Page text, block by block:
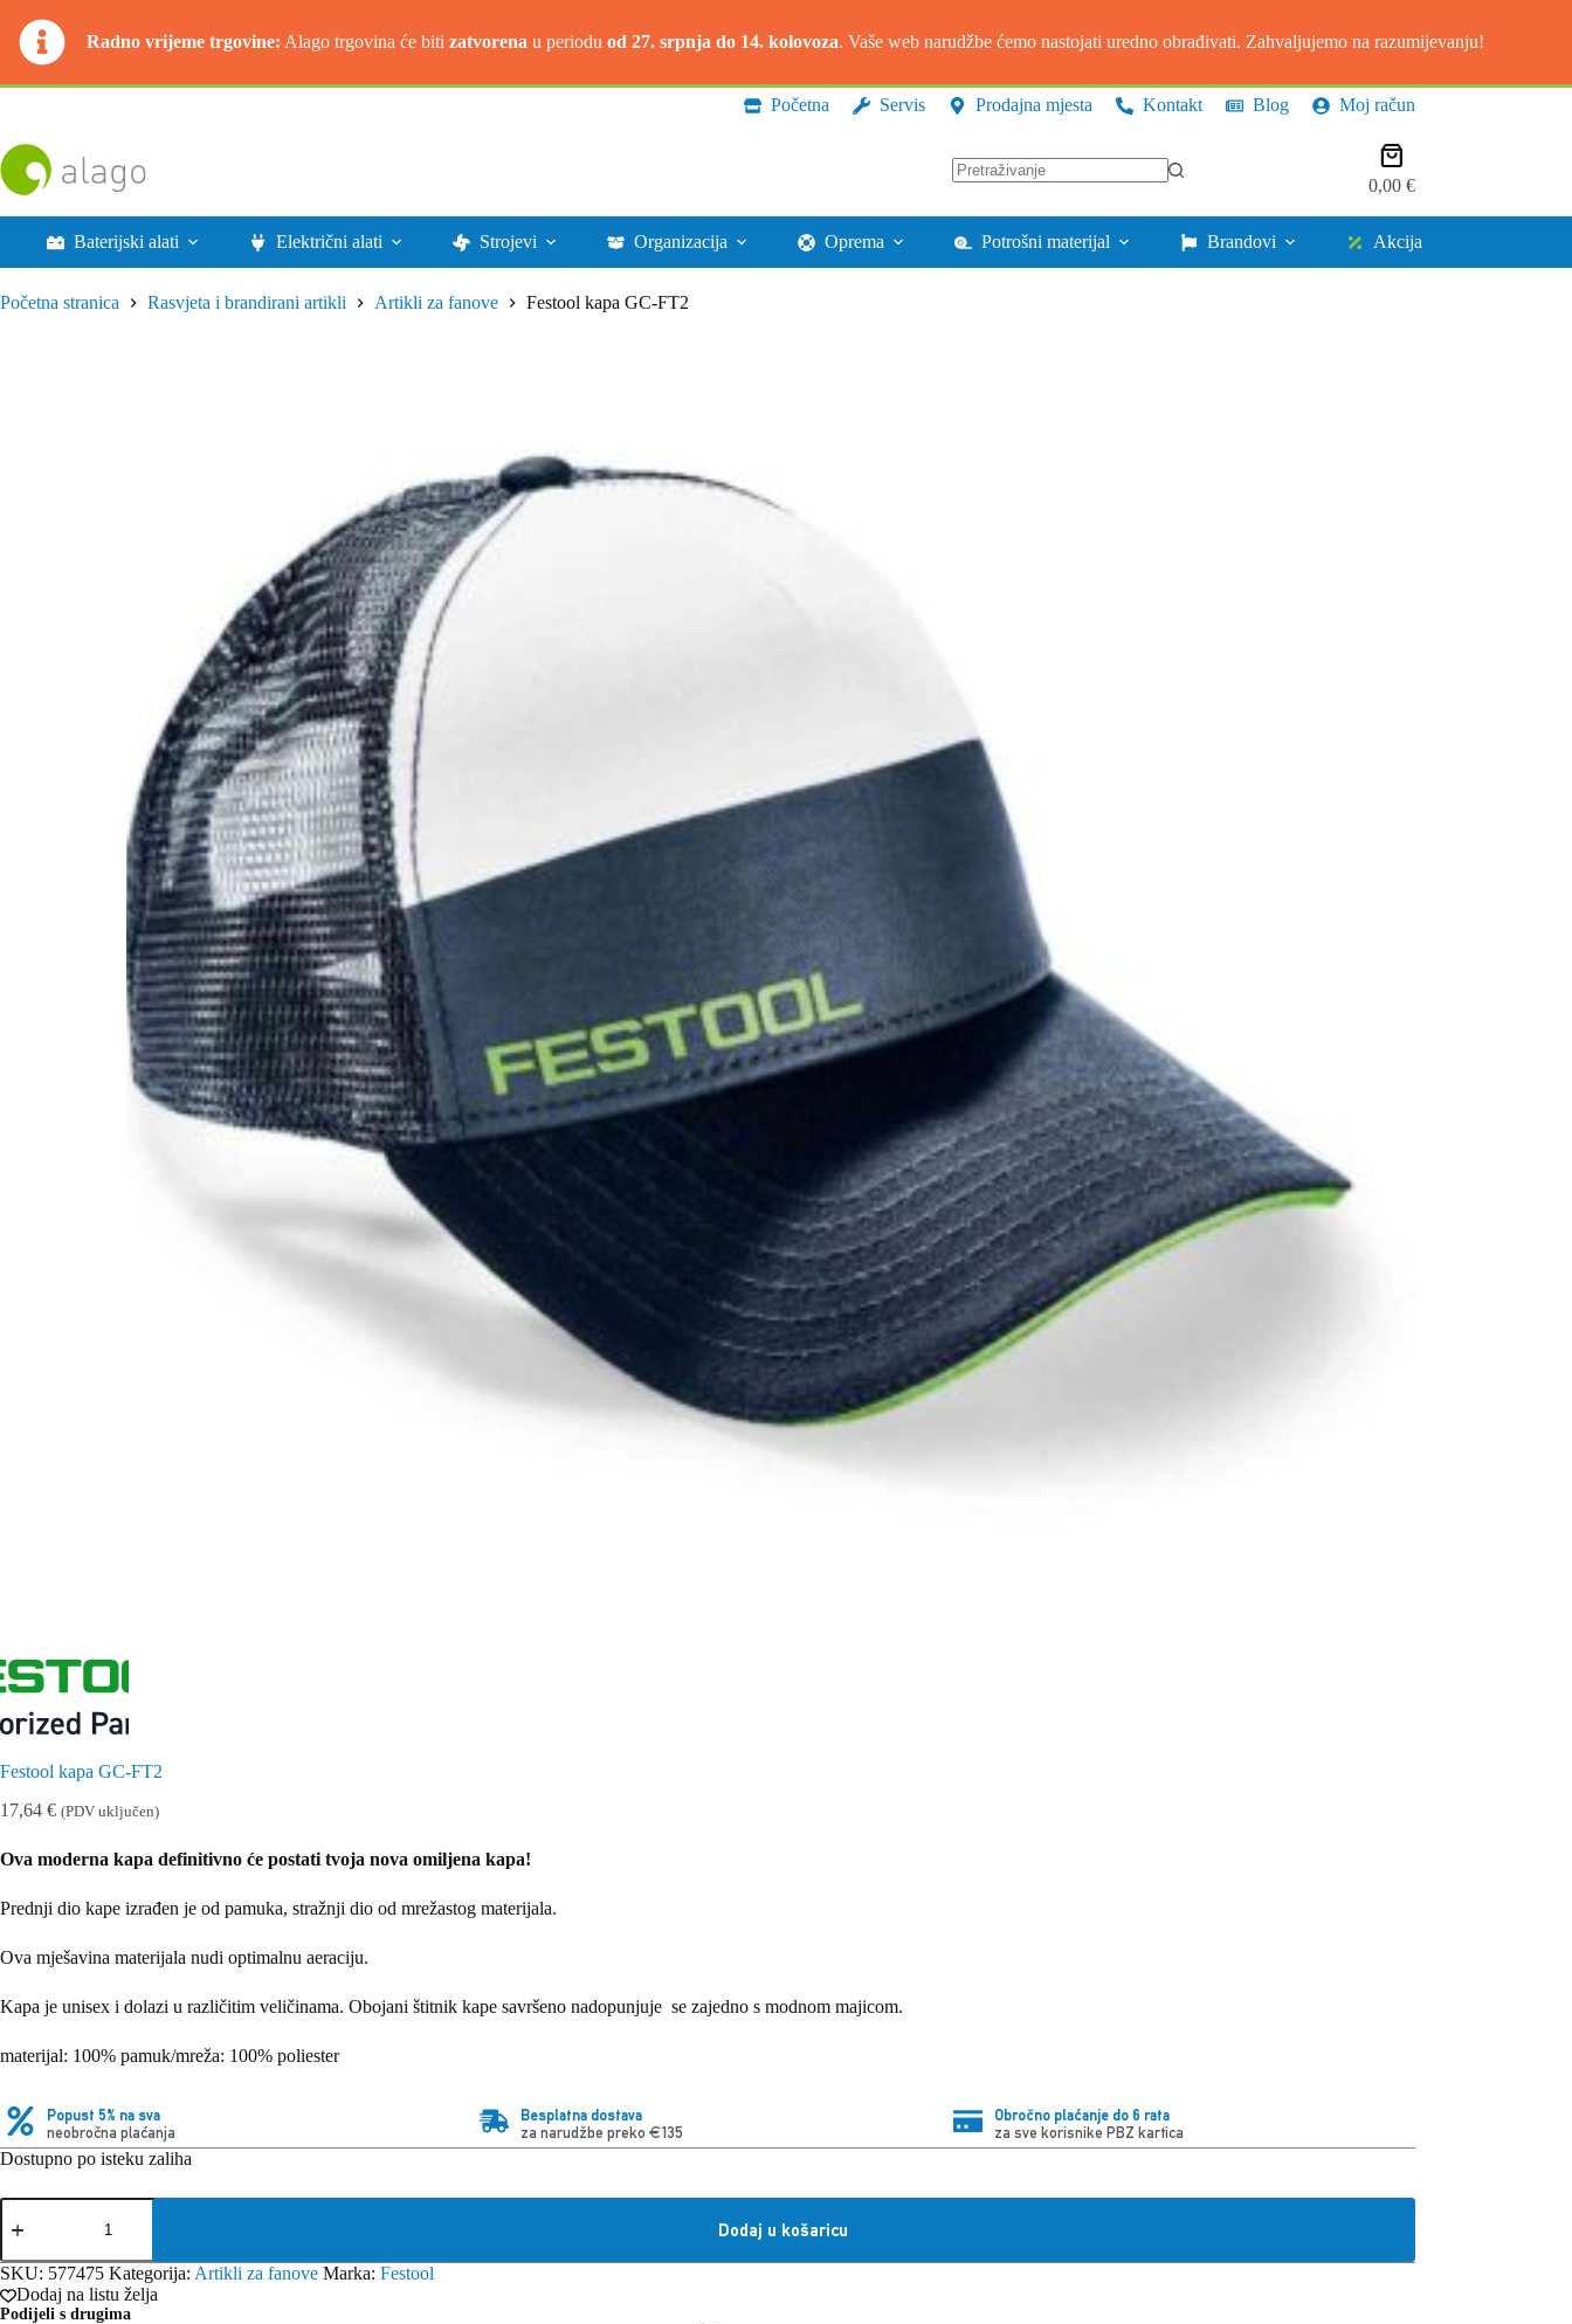
Radno vrijeme trgovine: Alago trgovina će biti zatvorena u periodu od 27. srpnja do 14. kolovoza. Vaše web narudžbe ćemo nastojati uredno obrađivati. Zahvaljujemo na razumijevanju!
Preskoči
Početna Servis Prodajna mjesta Kontakt Blog Moj račun
rezultata.
Košarica
0,00 €
Baterijski alati Električni alati Strojevi Organizacija Oprema Potrošni materijal Brandovi Akcija
Početna stranica Rasvjeta i brandirani artikli Artikli za fanove Festool kapa GC-FT2
Festool kapa GC-FT2
17,64 € (PDV uključen)
Ova moderna kapa definitivno će postati tvoja nova omiljena kapa!
Prednji dio kape izrađen je od pamuka, stražnji dio od mrežastog materijala.
Ova mješavina materijala nudi optimalnu aeraciju.
Kapa je unisex i dolazi u različitim veličinama. Obojani štitnik kape savršeno nadopunjuje se zajedno s modnom majicom.
materijal: 100% pamuk/mreža: 100% poliester
Popust 5% na sva
neobročna plaćanja
Besplatna dostava
za narudžbe preko €135
Obročno plaćanje do 6 rata
za sve korisnike PBZ kartica
Dostupno po isteku zaliha
Festool
kapa
FT2
količina
Dodaj u košaricu
SKU: 577475 Kategorija: Artikli za fanove Marka: Festool
Dodaj na listu želja
Podijeli s drugima